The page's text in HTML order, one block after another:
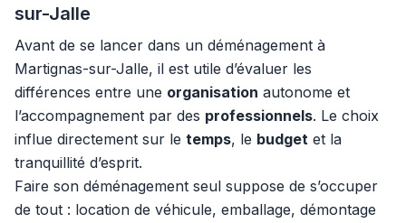
sur-Jalle
Avant de se lancer dans un déménagement à
Martignas-sur-Jalle, il est utile d’évaluer les
différences entre une organisation autonome et
l’accompagnement par des professionnels. Le choix
influe directement sur le temps, le budget et la
tranquillité d’esprit.
Faire son déménagement seul suppose de s’occuper
de tout : location de véhicule, emballage, démontage